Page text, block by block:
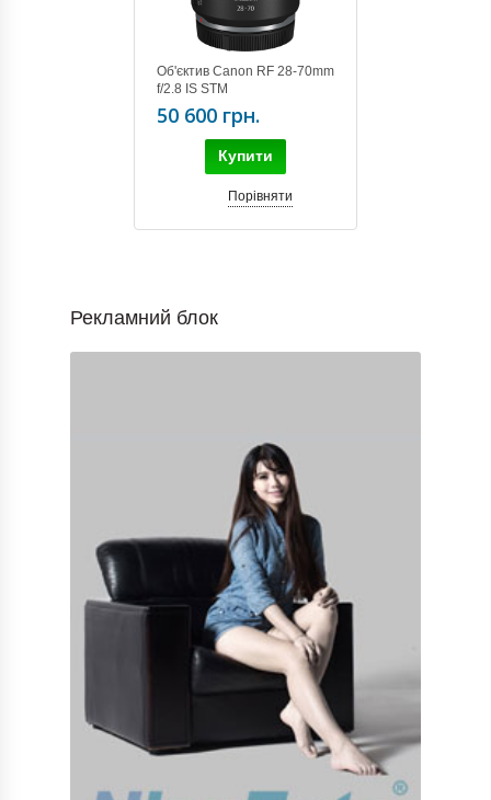
Об'єктив Canon RF 28-70mm
f/2.8 IS STM
50 600 грн.
Купити
Порівняти
Рекламний блок